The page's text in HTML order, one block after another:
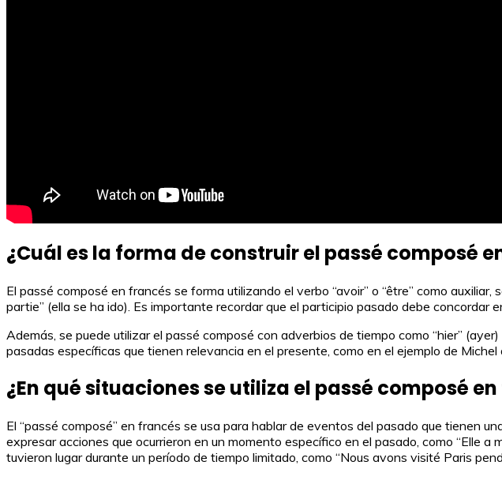
¿Cuál es la forma de construir el passé composé
El passé composé en francés se forma utilizando el verbo “avoir” o “être” como
partie” (ella se ha ido). Es importante recordar que el participio pasado debe concordar
Además, se puede utilizar el passé composé con adverbios de tiempo como “hier”
pasadas específicas que tienen relevancia en el presente, como en el ejemplo de Michel
¿En qué situaciones se utiliza el passé composé
El “passé composé” en francés se usa para hablar de eventos del pasado que tienen
expresar acciones que ocurrieron en un momento específico en el pasado, como “Elle
tuvieron lugar durante un período de tiempo limitado, como “Nous avons visité Paris